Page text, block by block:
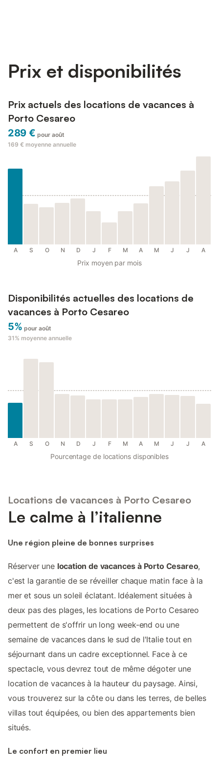
Prix et disponibilités
Prix actuels des locations de vacances à
Porto Cesareo
289 € pour août
169 € moyenne annuelle
A S O N D J F M A M J J A
Prix moyen par mois
Disponibilités actuelles des locations de
vacances à Porto Cesareo
5% pour août
31% moyenne annuelle
A S O N D J F M A M J J A
Pourcentage de locations disponibles
Locations de vacances à Porto Cesareo
Le calme à l’italienne
Une région pleine de bonnes surprises
Réserver une location de vacances à Porto Cesareo,
c'est la garantie de se réveiller chaque matin face à la
mer et sous un soleil éclatant. Idéalement situées à
deux pas des plages, les locations de Porto Cesareo
permettent de s'offrir un long week-end ou une
semaine de vacances dans le sud de l'Italie tout en
séjournant dans un cadre exceptionnel. Face à ce
spectacle, vous devrez tout de même dégoter une
location de vacances à la hauteur du paysage. Ainsi,
vous trouverez sur la côte ou dans les terres, de belles
villas tout équipées, ou bien des appartements bien
situés.
Le confort en premier lieu